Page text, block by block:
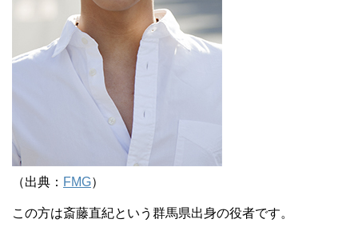
（出典： FMG）
この方は斎藤直紀という群馬県出身の役者です。